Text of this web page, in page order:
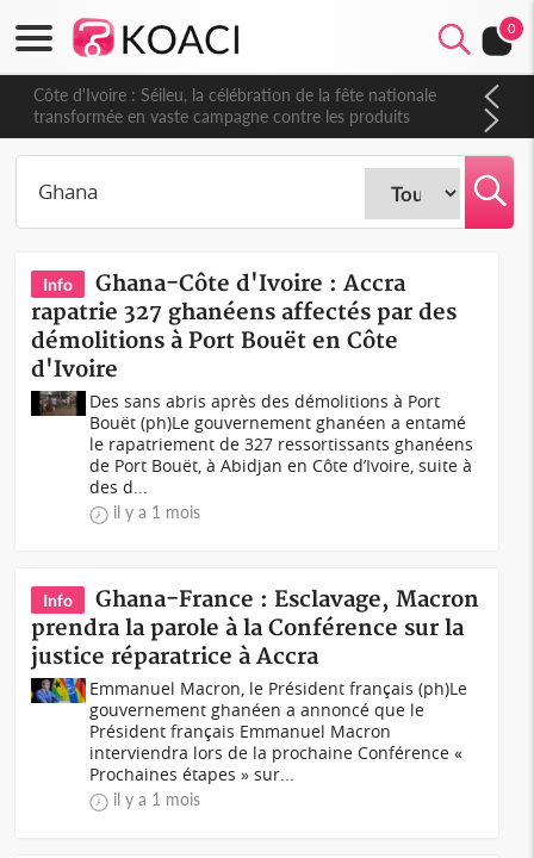
0
Côte d'Ivoire : Séileu, la célébration de la fête nationale
transformée en vaste campagne contre les produits
dépigmentants dangereux
Info
Ghana-Côte d'Ivoire : Accra
rapatrie 327 ghanéens affectés par des
démolitions à Port Bouët en Côte
d'Ivoire
Des sans abris après des démolitions à Port
Bouët (ph)Le gouvernement ghanéen a entamé
le rapatriement de 327 ressortissants ghanéens
de Port Bouët, à Abidjan en Côte d’Ivoire, suite à
des d...
il y a 1 mois
Info
Ghana-France : Esclavage, Macron
prendra la parole à la Conférence sur la
justice réparatrice à Accra
Emmanuel Macron, le Président français (ph)Le
gouvernement ghanéen a annoncé que le
Président français Emmanuel Macron
interviendra lors de la prochaine Conférence «
Prochaines étapes » sur...
il y a 1 mois